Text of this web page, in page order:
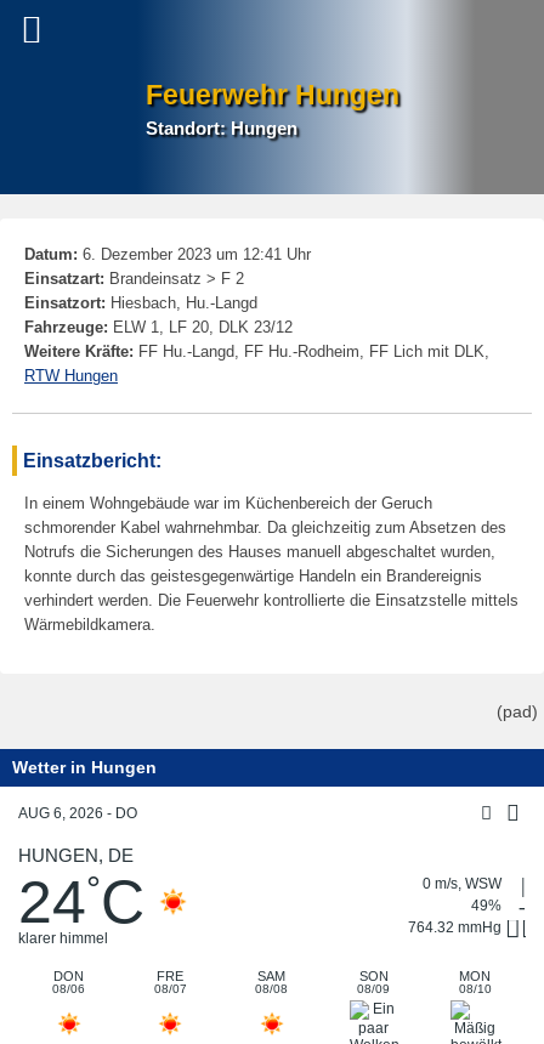
Feuerwehr Hungen
Standort: Hungen
Datum: 6. Dezember 2023 um 12:41 Uhr
Einsatzart: Brandeinsatz > F 2
Einsatzort: Hiesbach, Hu.-Langd
Fahrzeuge: ELW 1, LF 20, DLK 23/12
Weitere Kräfte: FF Hu.-Langd, FF Hu.-Rodheim, FF Lich mit DLK,
RTW Hungen
Einsatzbericht:
In einem Wohngebäude war im Küchenbereich der Geruch
schmorender Kabel wahrnehmbar. Da gleichzeitig zum Absetzen des
Notrufs die Sicherungen des Hauses manuell abgeschaltet wurden,
konnte durch das geistesgegenwärtige Handeln ein Brandereignis
verhindert werden. Die Feuerwehr kontrollierte die Einsatzstelle mittels
Wärmebildkamera.
(pad)
Wetter in Hungen
AUG 6, 2026 - DO
HUNGEN, DE
24°C
klarer himmel
0 m/s, WSW
49%
764.32 mmHg
DON
08/06
FRE
08/07
SAM
08/08
SON
08/09
MON
08/10